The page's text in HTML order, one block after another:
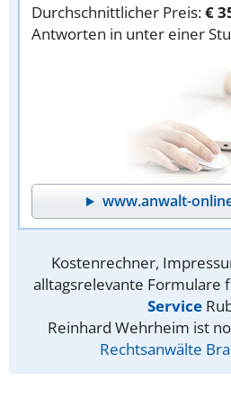
Durchschnittlicher Preis:€
Antworten in unter einer
www.anwalt-
Kostenrechner,
alltagsrelevante Formulare
Service
Reinhard Wehrheim ist
Rechtsanwälte